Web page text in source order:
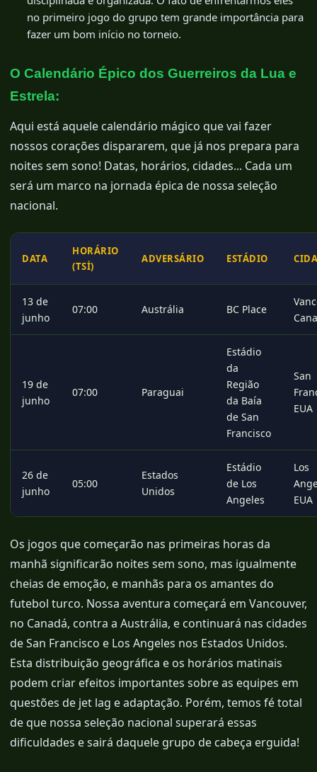
no primeiro jogo do grupo tem grande importância para
fazer um bom início no torneio.
O Calendário Épico dos Guerreiros da Lua e
Estrela:
Aqui está aquele calendário mágico que vai fazer
nossos corações dispararem, que já nos prepara para
noites sem sono! Datas, horários, cidades... Cada um
será um marco na jornada épica de nossa seleção
nacional.
DATA
HORÁRIO
(TSİ)
ADVERSÁRIO ESTÁDIO
13 de
junho
07:00 Austrália BC Place
19 de
junho
07:00 Paraguai
Estádio
da
Região
da Baía
de San
Francisco
San
EUA
26 de
junho
05:00
Estados
Unidos
Estádio
de Los
Angeles
Los
EUA
Os jogos que começarão nas primeiras horas da
manhã significarão noites sem sono, mas igualmente
cheias de emoção, e manhãs para os amantes do
futebol turco. Nossa aventura começará em Vancouver,
no Canadá, contra a Austrália, e continuará nas cidades
de San Francisco e Los Angeles nos Estados Unidos.
Esta distribuição geográfica e os horários matinais
podem criar efeitos importantes sobre as equipes em
questões de jet lag e adaptação. Porém, temos fé total
de que nossa seleção nacional superará essas
dificuldades e sairá daquele grupo de cabeça erguida!